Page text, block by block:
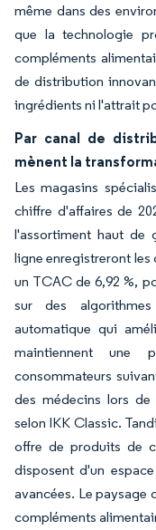
même dans des
que la technologie
compléments
de distribution
ingrédients ni l'attrait
Par canal de
mènent la
Les magasins
chiffre d'affaires de
l'assortiment haut de
ligne enregistreront les
un TCAC de 6,92 %,
sur des
automatique qui
maintiennent une
consommateurs
des médecins lors de
selon IKK Classic.
offre de produits de
disposent d'un
avancées. Le paysage
compléments